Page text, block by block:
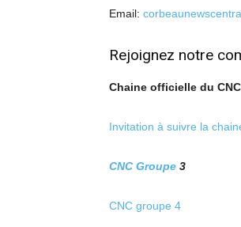
Email:
Rejoignez notre
Chaine officielle du CNC
Invitation à suivre la
CNC Groupe 3
CNC groupe 4